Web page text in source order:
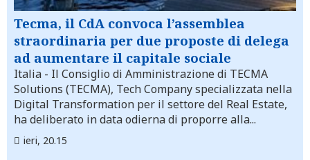
Tecma, il CdA convoca l’assemblea
straordinaria per due proposte di delega
ad aumentare il capitale sociale
Italia - Il Consiglio di Amministrazione di TECMA
Solutions (TECMA), Tech Company specializzata nella
Digital Transformation per il settore del Real Estate,
ha deliberato in data odierna di proporre alla...
ieri, 20.15